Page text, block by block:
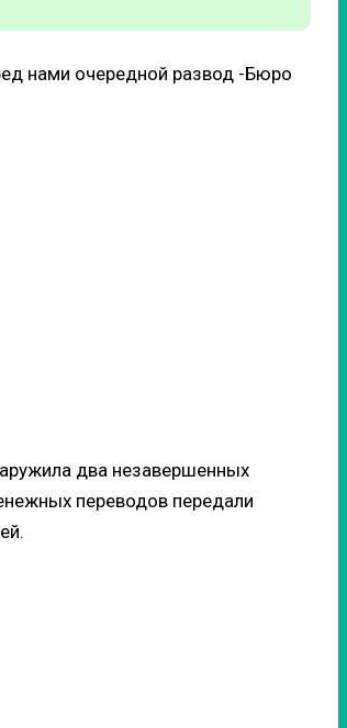
нами очередной развод -Бюро
два незавершенных
переводов передали